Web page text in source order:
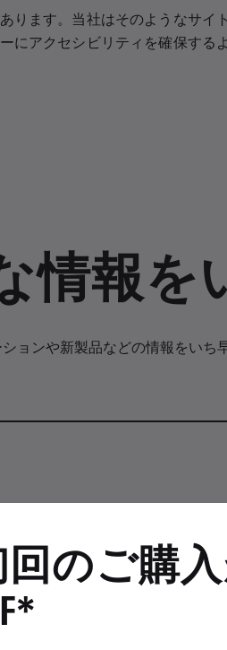
ります。当社はそのようなサイト
にアクセシビリティを確保するよ
情報を
ョンや新製品などの情報をいち
のご購入